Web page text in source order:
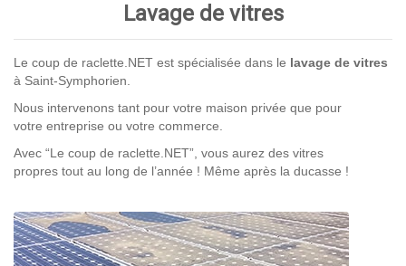
Lavage de vitres
Le coup de raclette.NET est spécialisée dans le lavage de vitres
à Saint-Symphorien.
Nous intervenons tant pour votre maison privée que pour
votre entreprise ou votre commerce.
Avec “Le coup de raclette.NET”, vous aurez des vitres
propres tout au long de l’année ! Même après la ducasse !